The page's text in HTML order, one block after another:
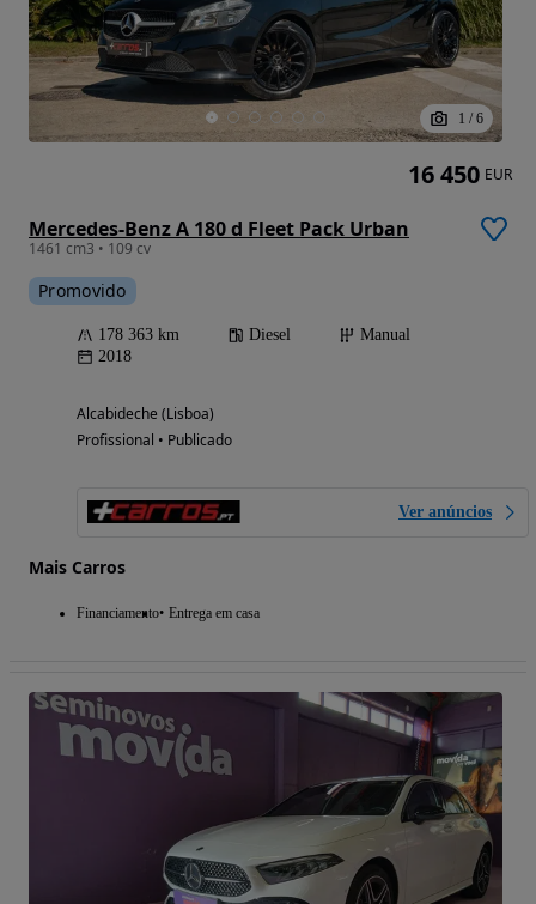
1 / 6
Mercedes-Benz A 180 d Fleet Pack Urban
1461 cm3 • 109 cv
Promovido
178 363 km Diesel
Manual
2018
Alcabideche (Lisboa)
Profissional • Publicado
Ver anúncios
Mais Carros
Financiamento Entrega em casa
16 450 EUR